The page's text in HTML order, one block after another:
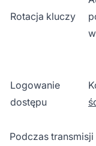
Rotacja kluczy
Logowanie
dostępu
Podczas